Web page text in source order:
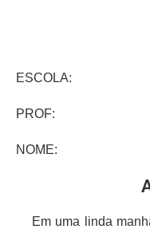
PROF:
NOME:
Em uma linda